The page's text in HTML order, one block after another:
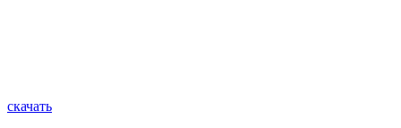
cкачать